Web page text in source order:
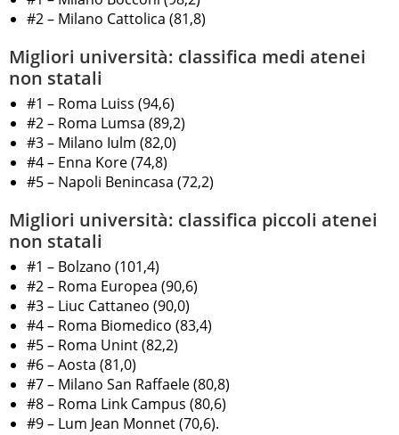
#2 – Milano Cattolica (81,8)
Migliori università: classifica medi atenei
non statali
#1 – Roma Luiss (94,6)
#2 – Roma Lumsa (89,2)
#3 – Milano Iulm (82,0)
#4 – Enna Kore (74,8)
#5 – Napoli Benincasa (72,2)
Migliori università: classifica piccoli atenei
non statali
#1 – Bolzano (101,4)
#2 – Roma Europea (90,6)
#3 – Liuc Cattaneo (90,0)
#4 – Roma Biomedico (83,4)
#5 – Roma Unint (82,2)
#6 – Aosta (81,0)
#7 – Milano San Raffaele (80,8)
#8 – Roma Link Campus (80,6)
#9 – Lum Jean Monnet (70,6).